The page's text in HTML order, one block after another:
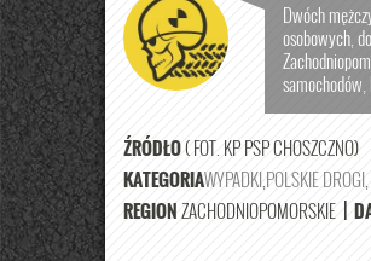
Dwóch
osobowych,
samochodów,
ŹRÓDŁO( FOT. KP PSP CHOSZCZNO)
KATEGORIAWYPADKIPOLSKIE DROGI
REGIONZACHODNIOPOMORSKIE